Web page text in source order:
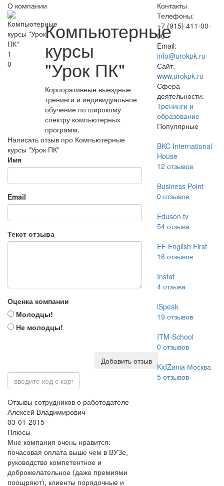
О компании
1
0
Компьютерные
курсы
"Урок ПК"
Корпоративные выездные
тренинги и индивидуальное
обучение по широкому
спектру компьютерных
программ.
Написать отзыв про Компьютерные
курсы "Урок ПК"
Имя
Email
Текст отзыва
Оценка компании
Молодцы!
Не молодцы!
Добавить отзыв
Отзывы сотрудников о работодателе
Алексей Владимирович
03-01-2015
Плюсы
Мне компания очень нравится:
почасовая оплата выше чем в ВУЗе,
руководство компетентное и
доброжелательное (даже премиями
поощряют), клиенты порядочные и
Контакты
Телефоны:
+7 (915) 411-00-
00
Email:
info@urokpk.ru
Сайт:
www.urokpk.ru
Сфера
деятельности:
Тренинги и
образование
Популярные
BKC International
House
12 отзывов
Business Point
0 отзывов
Eduson.tv
54отзыва
EF English First
16 отзывов
Instat
4отзыва
iSpeak
19 отзывов
ITM-School
0 отзывов
KidZania Москва
5отзывов